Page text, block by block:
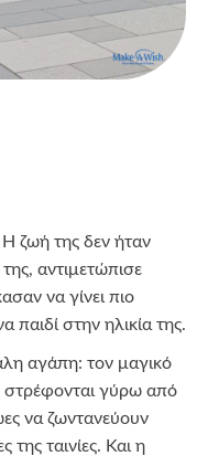
ζωή της δεν ήταν
αντιμετώπισε
να γίνει πιο
παιδί στην ηλικία της.
αγάπη: τον μαγικό
στρέφονται γύρω από
να ζωντανεύουν
ταινίες. Και η